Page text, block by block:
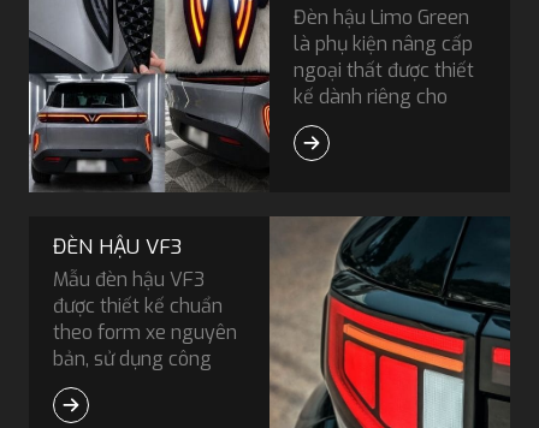
Đèn hậu Limo Green
là phụ kiện nâng cấp
ngoại thất được thiết
kế dành riêng cho
dòng xe điện MPV
VinFast Limo Green.
nhựa nguyên bản ở
cản sau bằng hệ
thống LED đa chức
năng với nhiều hiệu
ứng ánh sáng hiện
đại, giúp phần đuôi xe
trở nên nổi bật và thu
hút hơn khi vận hành.
ĐÈN HẬU VF3
Mẫu đèn hậu VF3
được thiết kế chuẩn
theo form xe nguyên
bản, sử dụng công
nghệ LED hiện đại với
hiệu ứng ánh sáng nổi